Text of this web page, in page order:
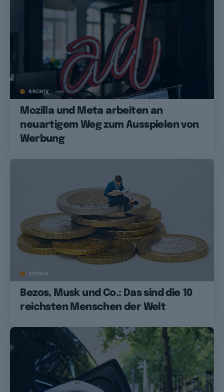
ARCHIV
Mozilla und Meta arbeiten an
neuartigem Weg zum Ausspielen von
Werbung
ARCHIV
Bezos, Musk und Co.: Das sind die 10
reichsten Menschen der Welt